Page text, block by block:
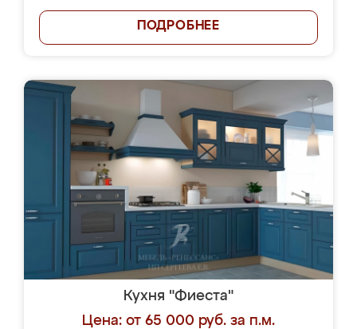
ПОДРОБНЕЕ
Кухня "Фиеста"
Цена: от 65 000 руб. за п.м.